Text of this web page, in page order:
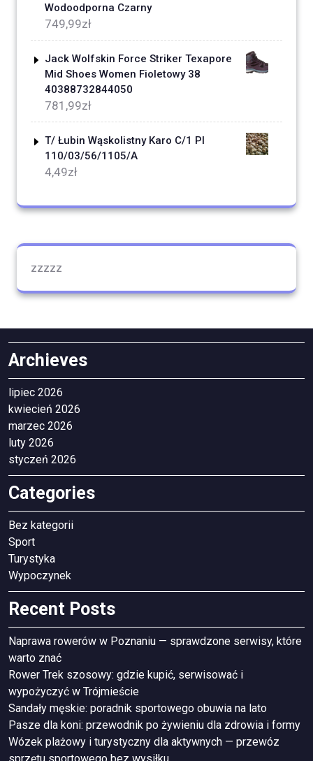
Wodoodporna Czarny
749,99zł
Jack Wolfskin Force Striker Texapore
Mid Shoes Women Fioletowy 38
40388732844050
781,99zł
T/ Łubin Wąskolistny Karo C/1 Pl
110/03/56/1105/A
4,49zł
zzzzz
Archieves
lipiec 2026
kwiecień 2026
marzec 2026
luty 2026
styczeń 2026
Categories
Bez kategorii
Sport
Turystyka
Wypoczynek
Recent Posts
Naprawa rowerów w Poznaniu — sprawdzone serwisy, które
warto znać
Rower Trek szosowy: gdzie kupić, serwisować i
wypożyczyć w Trójmieście
Sandały męskie: poradnik sportowego obuwia na lato
Pasze dla koni: przewodnik po żywieniu dla zdrowia i formy
Wózek plażowy i turystyczny dla aktywnych — przewóz